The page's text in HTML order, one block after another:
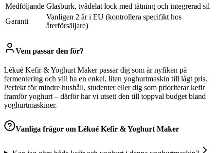
Medföljande Glasburk, tvådelat lock med tätning och integrerad sil
Garanti
Vanligen 2 år i EU (kontrollera specifikt hos
återförsäljare)
Vem passar den för?
Lékué Kefir & Yoghurt Maker passar dig som är nyfiken på
fermentering och vill ha en enkel, liten yoghurtmaskin till lågt pris.
Perfekt för mindre hushåll, studenter eller dig som prioriterar kefir
framför yoghurt – därför har vi utsett den till toppval budget bland
yoghurtmaskiner.
Vanliga frågor om Lékué Kefir & Yoghurt Maker